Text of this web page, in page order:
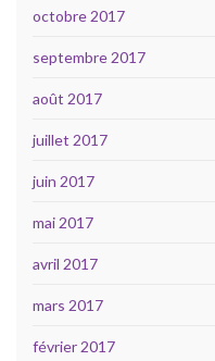
octobre 2017
septembre 2017
août 2017
juillet 2017
juin 2017
mai 2017
avril 2017
mars 2017
février 2017